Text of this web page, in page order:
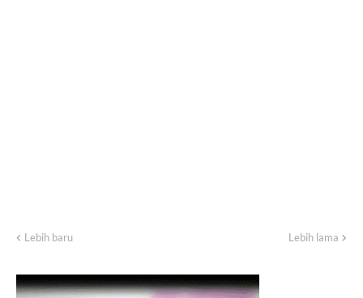
Lebih baru Lebih lama